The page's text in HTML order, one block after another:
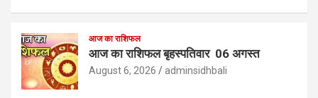
आज का राशिफल
आज का राशिफल बृहस्पतिवार 06 अगस्त
August 6, 2026 adminsidhbali